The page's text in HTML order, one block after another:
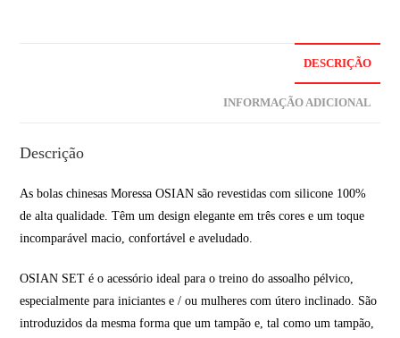
DESCRIÇÃO
INFORMAÇÃO ADICIONAL
Descrição
As bolas chinesas Moressa OSIAN são revestidas com silicone 100%
de alta qualidade. Têm um design elegante em três cores e um toque
incomparável macio, confortável e aveludado.
OSIAN SET é o acessório ideal para o treino do assoalho pélvico,
especialmente para iniciantes e / ou mulheres com útero inclinado. São
introduzidos da mesma forma que um tampão e, tal como um tampão,